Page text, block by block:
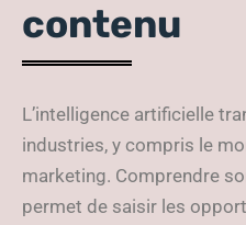
contenu
L’intelligence artificielle
industries, y compris le
marketing. Comprendre
permet de saisir les